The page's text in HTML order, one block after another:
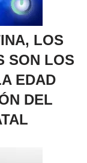
LOS
SON LOS
EDAD
DEL